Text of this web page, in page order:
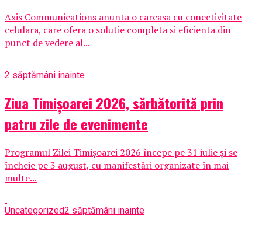
Axis Communications anunta o carcasa cu conectivitate
celulara, care ofera o solutie completa si eficienta din
punct de vedere al...
2 săptămâni inainte
Ziua Timișoarei 2026, sărbătorită prin
patru zile de evenimente
Programul Zilei Timișoarei 2026 începe pe 31 iulie și se
încheie pe 3 august, cu manifestări organizate în mai
multe...
Uncategorized2 săptămâni inainte